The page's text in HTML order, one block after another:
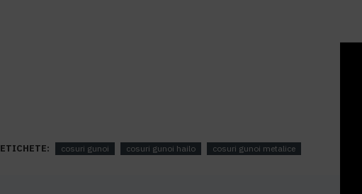
ETICHETE: cosuri gunoi cosuri gunoi hailo cosuri gunoi metalice